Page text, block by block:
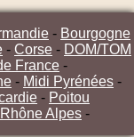
- Bourgogne
- Corse - DOM/TOM
France -
- Midi Pyrénées -
- Poitou
Rhône Alpes -